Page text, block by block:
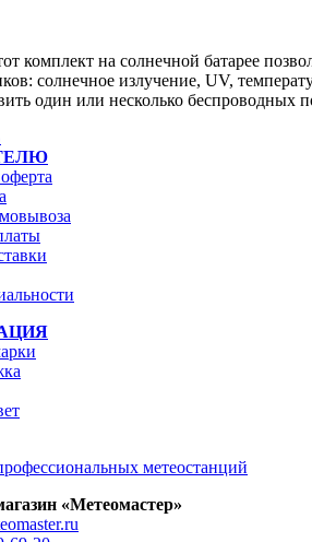
комплект на солнечной батарее
солнечное излучение, UV,
один или несколько беспроводных
метеостанций
«Метеомастер»